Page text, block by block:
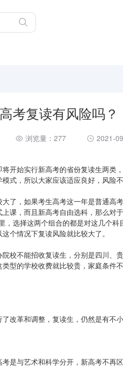
考复读有风险吗？
浏览量：277 2021-
开始实行新高考的省份复读生两类
式，所以大家应该适应良好，风险不
了，如果考生高考这一年是普通高
课，而且新高考自由选科，那么对
，选择这两个组合的都是对这几个
个情况下复读风险就比较大了。
校不能招收复读生，分别是四川、
型的学校收费就比较贵，家庭条件
改革和调整，复读生，仍然是有不
是与艺术和科学分开，新高考不再区